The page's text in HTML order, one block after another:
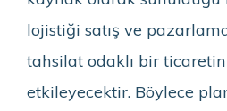
lojistiği satış ve
tahsilat odaklı bir
etkileyecektir. Böylece